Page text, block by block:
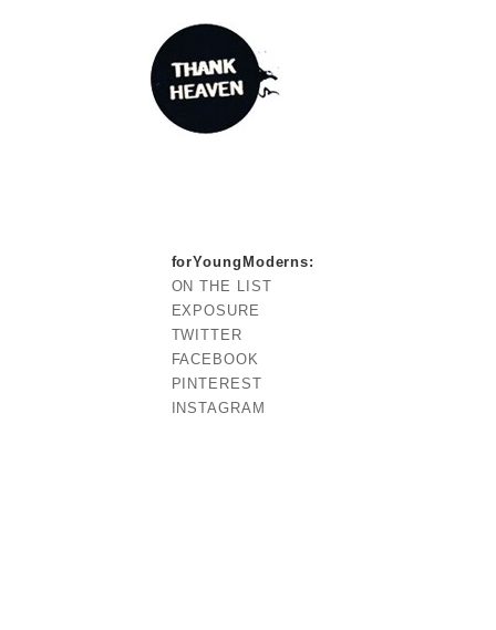
forYoungModerns:
ON THE LIST
EXPOSURE
TWITTER
FACEBOOK
PINTEREST
INSTAGRAM